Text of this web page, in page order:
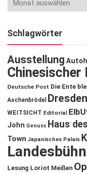
Schlagwörter
Ausstellung
Chinesischer
Deutsche Post Die Ente
Aschenbrödel
Dresden
WEITSICHT Editorial
John Genuss Haus
Town Japanisches Palais
Lesung Loriot Meißen